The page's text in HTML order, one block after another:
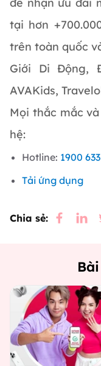
để nhận ưu đãi
tại hơn
trên toàn quốc
Giới Di Động,
AVAKids,
Mọi thắc mắc
hệ:
Hotline: 1900
Tải ứng dụng
Chia sẻ: